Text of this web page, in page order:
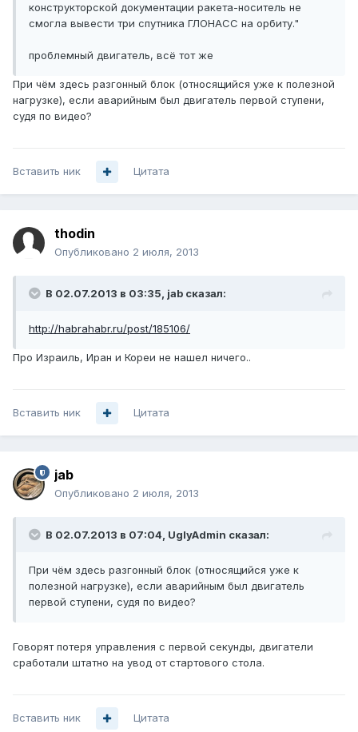
конструкторской документации ракета-носитель не
смогла вывести три спутника ГЛОНАСС на орбиту."
проблемный двигатель, всё тот же
При чём здесь разгонный блок (относящийся уже к полезной
нагрузке), если аварийным был двигатель первой ступени,
судя по видео?
Вставить ник Цитата
thodin
Опубликовано 2 июля, 2013
В 02.07.2013 в 03:35, jab сказал:
http://habrahabr.ru/post/185106/
Про Израиль, Иран и Кореи не нашел ничего..
Вставить ник Цитата
jab
Опубликовано 2 июля, 2013
В 02.07.2013 в 07:04, UglyAdmin сказал:
При чём здесь разгонный блок (относящийся уже к
полезной нагрузке), если аварийным был двигатель
первой ступени, судя по видео?
Говорят потеря управления с первой секунды, двигатели
сработали штатно на увод от стартового стола.
Вставить ник Цитата